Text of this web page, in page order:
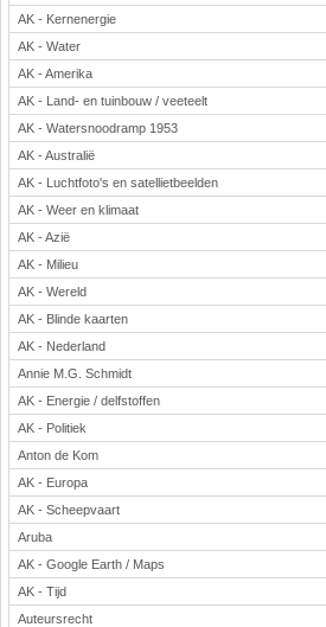
Verkeer
Wiskunde
Onderwerpen
Apps en tablets
Collecties digibord
Digiborden / touchscreens
Digibordtools
Downloads basisonderwijs
Herfst
Kerstmis
Kinder-/Jeugdboeken
Lente
Onderbouw PO
Pasen
Voetbal
(Advertenties)
AK - Kernenergie
AK - Water
AK - Amerika
AK - Land- en tuinbouw / veeteelt
AK - Watersnoodramp 1953
AK - Australië
AK - Luchtfoto's en satellietbeelden
AK - Weer en klimaat
AK - Azië
AK - Milieu
AK - Wereld
AK - Blinde kaarten
AK - Nederland
Annie M.G. Schmidt
AK - Energie / delfstoffen
AK - Politiek
Anton de Kom
AK - Europa
AK - Scheepvaart
Aruba
AK - Google Earth / Maps
AK - Tijd
Auteursrecht